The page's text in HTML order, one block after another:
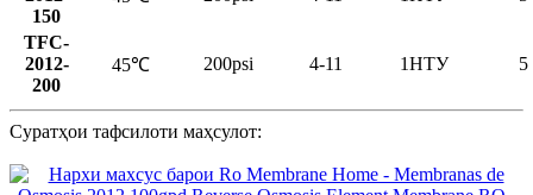
150
TFC-
2012-
200
45℃ 200psi 4-11 1НТУ 5
Суратҳои тафсилоти маҳсулот: